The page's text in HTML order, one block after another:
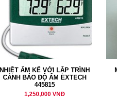
NHIỆT ẨM KẾ VỚI LẬP TRÌNH
CẢNH BÁO ĐỘ ẨM EXTECH
445815
1,250,000 VNĐ